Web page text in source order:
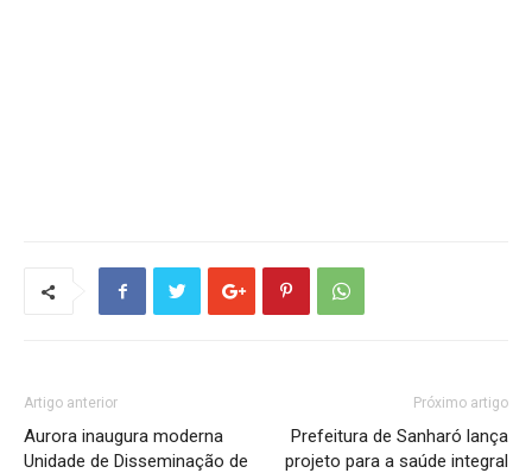
Artigo anterior
Aurora inaugura moderna
Unidade de Disseminação de
Próximo artigo
Prefeitura de Sanharó lança
projeto para a saúde integral